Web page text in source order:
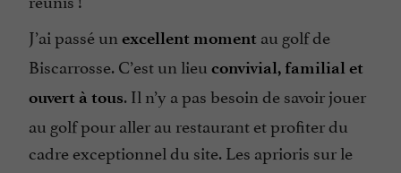
J’ai passé un excellent moment au golf de
Biscarrosse. C’est un lieu convivial, familial et
ouvert à tous. Il n’y a pas besoin de savoir jouer
au golf pour aller au restaurant et profiter du
cadre exceptionnel du site. Les aprioris sur le